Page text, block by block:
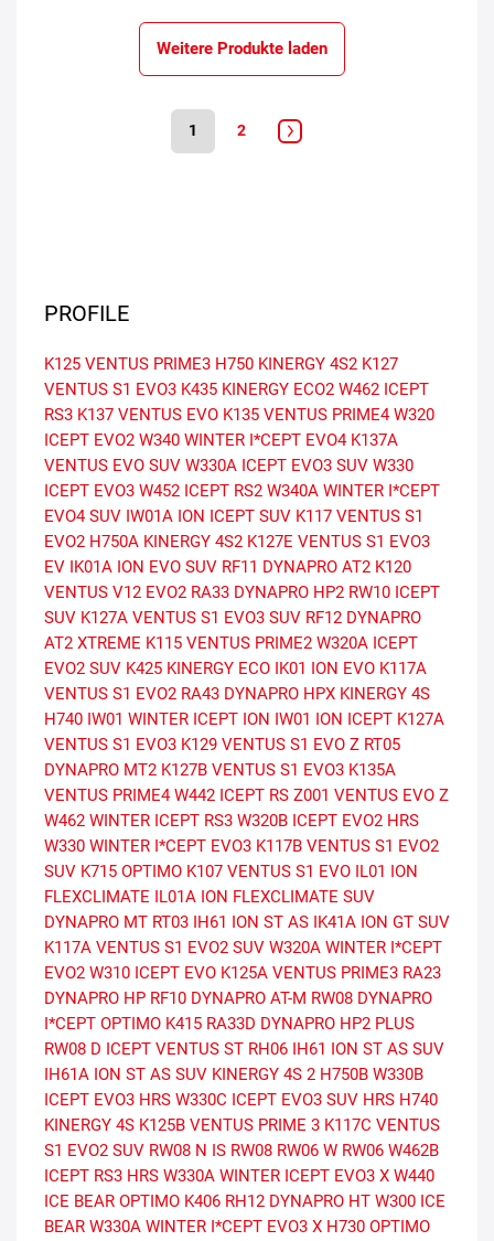
Weitere Produkte laden
1 2
PROFILE
K125 VENTUS PRIME3 H750 KINERGY 4S2 K127
VENTUS S1 EVO3 K435 KINERGY ECO2 W462 ICEPT
RS3 K137 VENTUS EVO K135 VENTUS PRIME4 W320
ICEPT EVO2 W340 WINTER I*CEPT EVO4 K137A
VENTUS EVO SUV W330A ICEPT EVO3 SUV W330
ICEPT EVO3 W452 ICEPT RS2 W340A WINTER I*CEPT
EVO4 SUV IW01A ION ICEPT SUV K117 VENTUS S1
EVO2 H750A KINERGY 4S2 K127E VENTUS S1 EVO3
EV IK01A ION EVO SUV RF11 DYNAPRO AT2 K120
VENTUS V12 EVO2 RA33 DYNAPRO HP2 RW10 ICEPT
SUV K127A VENTUS S1 EVO3 SUV RF12 DYNAPRO
AT2 XTREME K115 VENTUS PRIME2 W320A ICEPT
EVO2 SUV K425 KINERGY ECO IK01 ION EVO K117A
VENTUS S1 EVO2 RA43 DYNAPRO HPX KINERGY 4S
H740 IW01 WINTER ICEPT ION IW01 ION ICEPT K127A
VENTUS S1 EVO3 K129 VENTUS S1 EVO Z RT05
DYNAPRO MT2 K127B VENTUS S1 EVO3 K135A
VENTUS PRIME4 W442 ICEPT RS Z001 VENTUS EVO Z
W462 WINTER ICEPT RS3 W320B ICEPT EVO2 HRS
W330 WINTER I*CEPT EVO3 K117B VENTUS S1 EVO2
SUV K715 OPTIMO K107 VENTUS S1 EVO IL01 ION
FLEXCLIMATE IL01A ION FLEXCLIMATE SUV
DYNAPRO MT RT03 IH61 ION ST AS IK41A ION GT SUV
K117A VENTUS S1 EVO2 SUV W320A WINTER I*CEPT
EVO2 W310 ICEPT EVO K125A VENTUS PRIME3 RA23
DYNAPRO HP RF10 DYNAPRO AT-M RW08 DYNAPRO
I*CEPT OPTIMO K415 RA33D DYNAPRO HP2 PLUS
RW08 D ICEPT VENTUS ST RH06 IH61 ION ST AS SUV
IH61A ION ST AS SUV KINERGY 4S 2 H750B W330B
ICEPT EVO3 HRS W330C ICEPT EVO3 SUV HRS H740
KINERGY 4S K125B VENTUS PRIME 3 K117C VENTUS
S1 EVO2 SUV RW08 N IS RW08 RW06 W RW06 W462B
ICEPT RS3 HRS W330A WINTER ICEPT EVO3 X W440
ICE BEAR OPTIMO K406 RH12 DYNAPRO HT W300 ICE
BEAR W330A WINTER I*CEPT EVO3 X H730 OPTIMO